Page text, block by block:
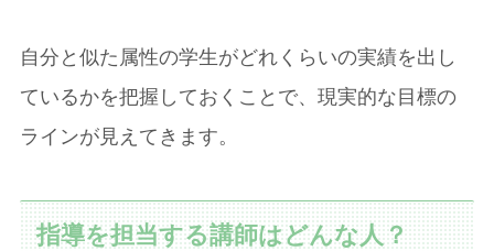
自分と似た属性の学生がどれくらいの実績を出し
ているかを把握しておくことで、現実的な目標の
ラインが見えてきます。
指導を担当する講師はどんな人？